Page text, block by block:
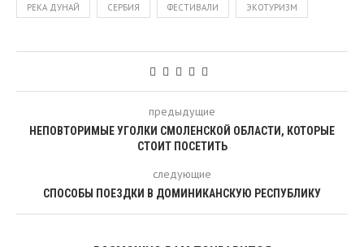
РЕКА ДУНАЙ СЕРБИЯ ФЕСТИВАЛИ ЭКОТУРИЗМ
предыдущие
НЕПОВТОРИМЫЕ УГОЛКИ СМОЛЕНСКОЙ ОБЛАСТИ, КОТОРЫЕ
СТОИТ ПОСЕТИТЬ
следующие
СПОСОБЫ ПОЕЗДКИ В ДОМИНИКАНСКУЮ РЕСПУБЛИКУ